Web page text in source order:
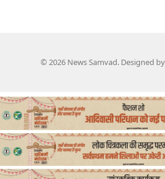
© 2026 News Samvad. Designed by